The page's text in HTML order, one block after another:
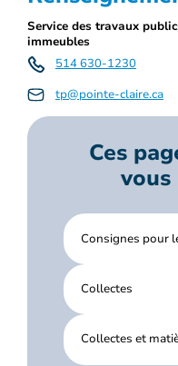
Service des travaux
immeubles
514 630-1230
tp@pointe-claire.ca
Ces
Consignes pour
Collectes
Collectes et